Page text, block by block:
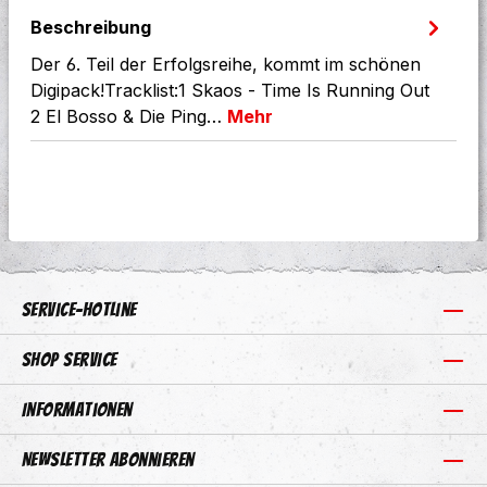
Beschreibung
Der 6. Teil der Erfolgsreihe, kommt im schönen
Digipack!Tracklist:1 Skaos - Time Is Running Out
2 El Bosso & Die Ping… Mehr
Service-Hotline
Shop Service
Informationen
Newsletter abonnieren